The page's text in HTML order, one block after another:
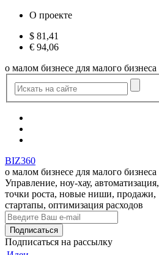
О проекте
$ 81,41
€ 94,06
о малом бизнесе для малого бизнеса
BIZ360
о малом бизнесе для малого бизнеса
Управление, ноу-хау, автоматизация,
точки роста, новые ниши, продажи,
стартапы, оптимизация расходов
Подписаться на рассылку